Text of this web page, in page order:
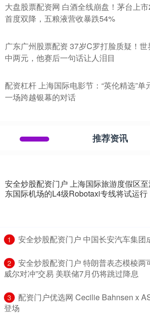
大盘股票配资网 白酒全线崩盘！茅台上
首度双降，五粮液营收暴跌54%
广东广州股票配资 37岁C罗打脸质疑！世
中两元，他赛后一句话让人泪目
配资杠杆 上海国际电影节：“英伦精选”单
一场跨越银幕的对话
推荐资讯
安全炒股配资门户 上海国际旅游度假区
东国际机场的L4级Robotaxi专线将试运行
1 安全炒股配资门户 中国长安汽车集团
2
安全炒股配资门户 特朗普表态模棱两
威尔对冲”交易 美联储7月仍将跳过降息
3
配资门户优选网 Cecilie Bahnsen x
登场